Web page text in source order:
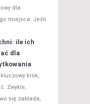
dla
miejsca. Jeśli
ile ich
dla
krok,
Zwykle,
się zakłada,